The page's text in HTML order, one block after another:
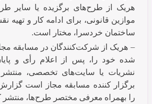
هریک از طرح‌های برگزیده یا سایر
موازین قانونی، برای ادامه کار و تهیه
ساختمان خردسرا، مختار است.
– هریک از شرکت‌کنندگان در مسابقه
شده خود را، پس از اعلام رأی و
نشریات یا سایت‌های تخصصی، منتشر
برگزار کننده مسابقه مجاز است
را بهمراه معرفی مختصر طرح‌ها، منتشر